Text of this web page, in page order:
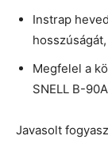
Instrap
Megfelel a
SNELL B-
Javasolt